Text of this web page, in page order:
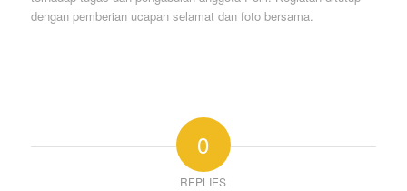
dengan pemberian ucapan selamat dan foto bersama.
0
REPLIES